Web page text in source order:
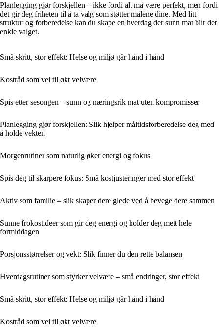
Planlegging gjør forskjellen – ikke fordi alt må være perfekt, men fordi
det gir deg friheten til å ta valg som støtter målene dine. Med litt
struktur og forberedelse kan du skape en hverdag der sunn mat blir det
enkle valget.
Små skritt, stor effekt: Helse og miljø går hånd i hånd
Kostråd som vei til økt velvære
Spis etter sesongen – sunn og næringsrik mat uten kompromisser
Planlegging gjør forskjellen: Slik hjelper måltidsforberedelse deg med
å holde vekten
Morgenrutiner som naturlig øker energi og fokus
Spis deg til skarpere fokus: Små kostjusteringer med stor effekt
Aktiv som familie – slik skaper dere glede ved å bevege dere sammen
Sunne frokostideer som gir deg energi og holder deg mett hele
formiddagen
Porsjonsstørrelser og vekt: Slik finner du den rette balansen
Hverdagsrutiner som styrker velvære – små endringer, stor effekt
Små skritt, stor effekt: Helse og miljø går hånd i hånd
Kostråd som vei til økt velvære